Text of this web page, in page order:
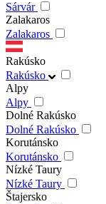
Sárvár
Zalakaros
Zalakaros
Rakúsko
Rakúsko
Alpy
Alpy
Dolné Rakúsko
Dolné Rakúsko
Korutánsko
Korutánsko
Nízké Taury
Nízké Taury
Štajersko